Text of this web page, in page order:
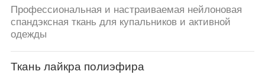
Профессиональная и настраиваемая нейлоновая
спандэксная ткань для купальников и активной
одежды
Ткань лайкра полиэфира